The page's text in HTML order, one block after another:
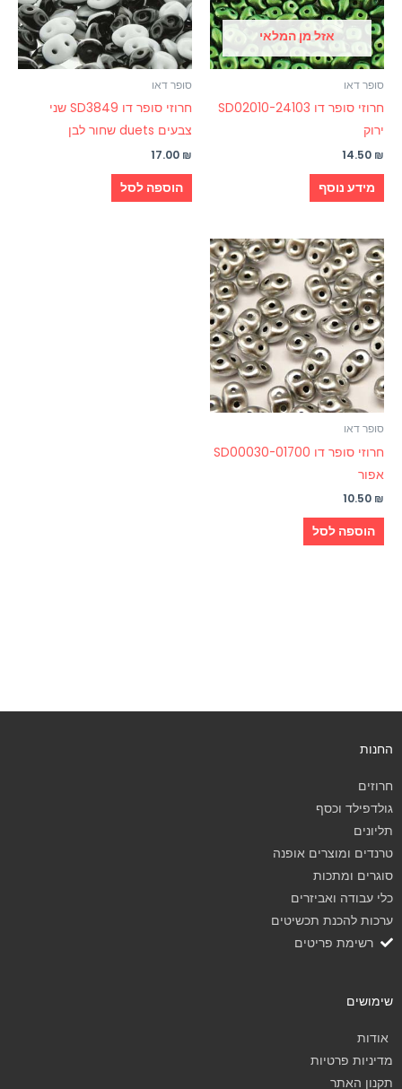
אזל מן המלאי
סופר דאו
חרוזי סופר דו SD02010-24103
ירוק
14.50 ₪
מידע נוסף
סופר דאו
חרוזי סופר דו SD3849 שני
צבעים duets שחור לבן
17.00 ₪
הוספה לסל
סופר דאו
חרוזי סופר דו SD00030-01700
אפור
10.50 ₪
הוספה לסל
החנות
חרוזים
גולדפילד וכסף
תליונים
טרנדים ומוצרים אופנה
סוגרים ומתכות
כלי עבודה ואביזרים
ערכות להכנת תכשיטים
רשימת פריטים
שימושים
אודות
מדיניות פרטיות
תקנון האתר